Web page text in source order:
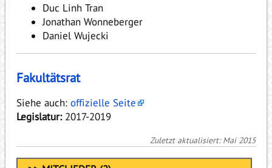
Duc Linh Tran
Jonathan Wonneberger
Daniel Wujecki
Fakultätsrat
Siehe auch: offizielle Seite
Legislatur:2017-2019
Zuletzt aktualisiert: Mai 2015